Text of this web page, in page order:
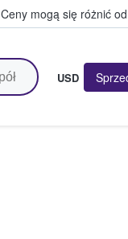
Ceny mogą się różnić
USD